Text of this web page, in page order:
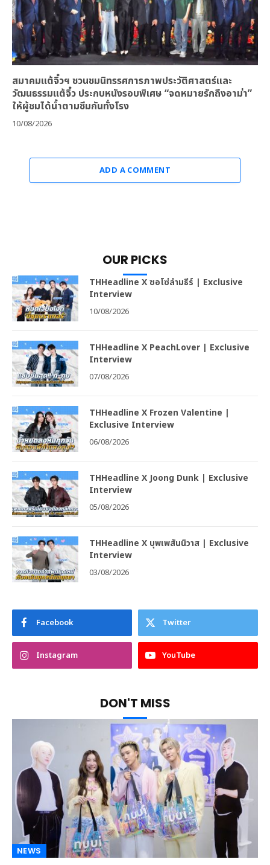
สมาคมแต้จิ๋วฯ ชวนชมนิทรรศการภาพประวัติศาสตร์และ
วัฒนธรรมแต้จิ๋ว ประกบหนังรอบพิเศษ “จดหมายรักถึงอาม่า”
ให้ผู้ชมได้น้ำตามซึมกันทั่งโรง
10/08/2026
ADD A COMMENT
OUR PICKS
THHeadline X ซอโซ่ล่ามธีร์ | Exclusive
Interview
10/08/2026
THHeadline X PeachLover | Exclusive
Interview
07/08/2026
THHeadline X Frozen Valentine |
Exclusive Interview
06/08/2026
THHeadline X Joong Dunk | Exclusive
Interview
05/08/2026
THHeadline X บุพเพสันนิวาส | Exclusive
Interview
03/08/2026
Facebook Twitter
Instagram YouTube
DON'T MISS
NEWS